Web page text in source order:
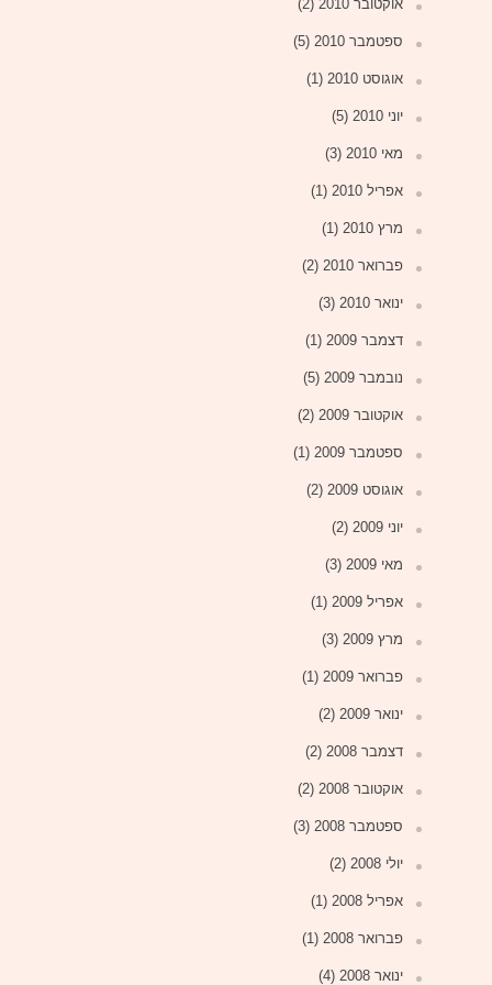
אוקטובר 2010 (2)
ספטמבר 2010 (5)
אוגוסט 2010 (1)
יוני 2010 (5)
מאי 2010 (3)
אפריל 2010 (1)
מרץ 2010 (1)
פברואר 2010 (2)
ינואר 2010 (3)
דצמבר 2009 (1)
נובמבר 2009 (5)
אוקטובר 2009 (2)
ספטמבר 2009 (1)
אוגוסט 2009 (2)
יוני 2009 (2)
מאי 2009 (3)
אפריל 2009 (1)
מרץ 2009 (3)
פברואר 2009 (1)
ינואר 2009 (2)
דצמבר 2008 (2)
אוקטובר 2008 (2)
ספטמבר 2008 (3)
יולי 2008 (2)
אפריל 2008 (1)
פברואר 2008 (1)
ינואר 2008 (4)